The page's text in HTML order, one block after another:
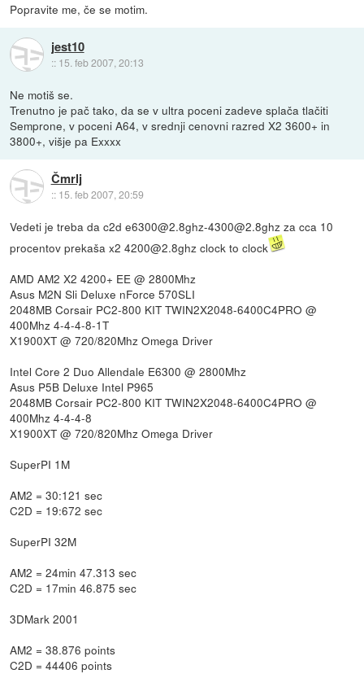
Popravite me, če se motim.
jest10
:: 15. feb 2007, 20:13
Ne motiš se.
Trenutno je pač tako, da se v ultra poceni zadeve splača tlačiti
Semprone, v poceni A64, v srednji cenovni razred X2 3600+ in
3800+, višje pa Exxxx
Čmrlj
:: 15. feb 2007, 20:59
Vedeti je treba da c2d e6300@2.8ghz-4300@2.8ghz za cca 10
procentov prekaša x2 4200@2.8ghz clock to clock
AMD AM2 X2 4200+ EE @ 2800Mhz
Asus M2N Sli Deluxe nForce 570SLI
2048MB Corsair PC2-800 KIT TWIN2X2048-6400C4PRO @
400Mhz 4-4-4-8-1T
X1900XT @ 720/820Mhz Omega Driver
Intel Core 2 Duo Allendale E6300 @ 2800Mhz
Asus P5B Deluxe Intel P965
2048MB Corsair PC2-800 KIT TWIN2X2048-6400C4PRO @
400Mhz 4-4-4-8
X1900XT @ 720/820Mhz Omega Driver
SuperPI 1M
AM2 = 30:121 sec
C2D = 19:672 sec
SuperPI 32M
AM2 = 24min 47.313 sec
C2D = 17min 46.875 sec
3DMark 2001
AM2 = 38.876 points
C2D = 44406 points